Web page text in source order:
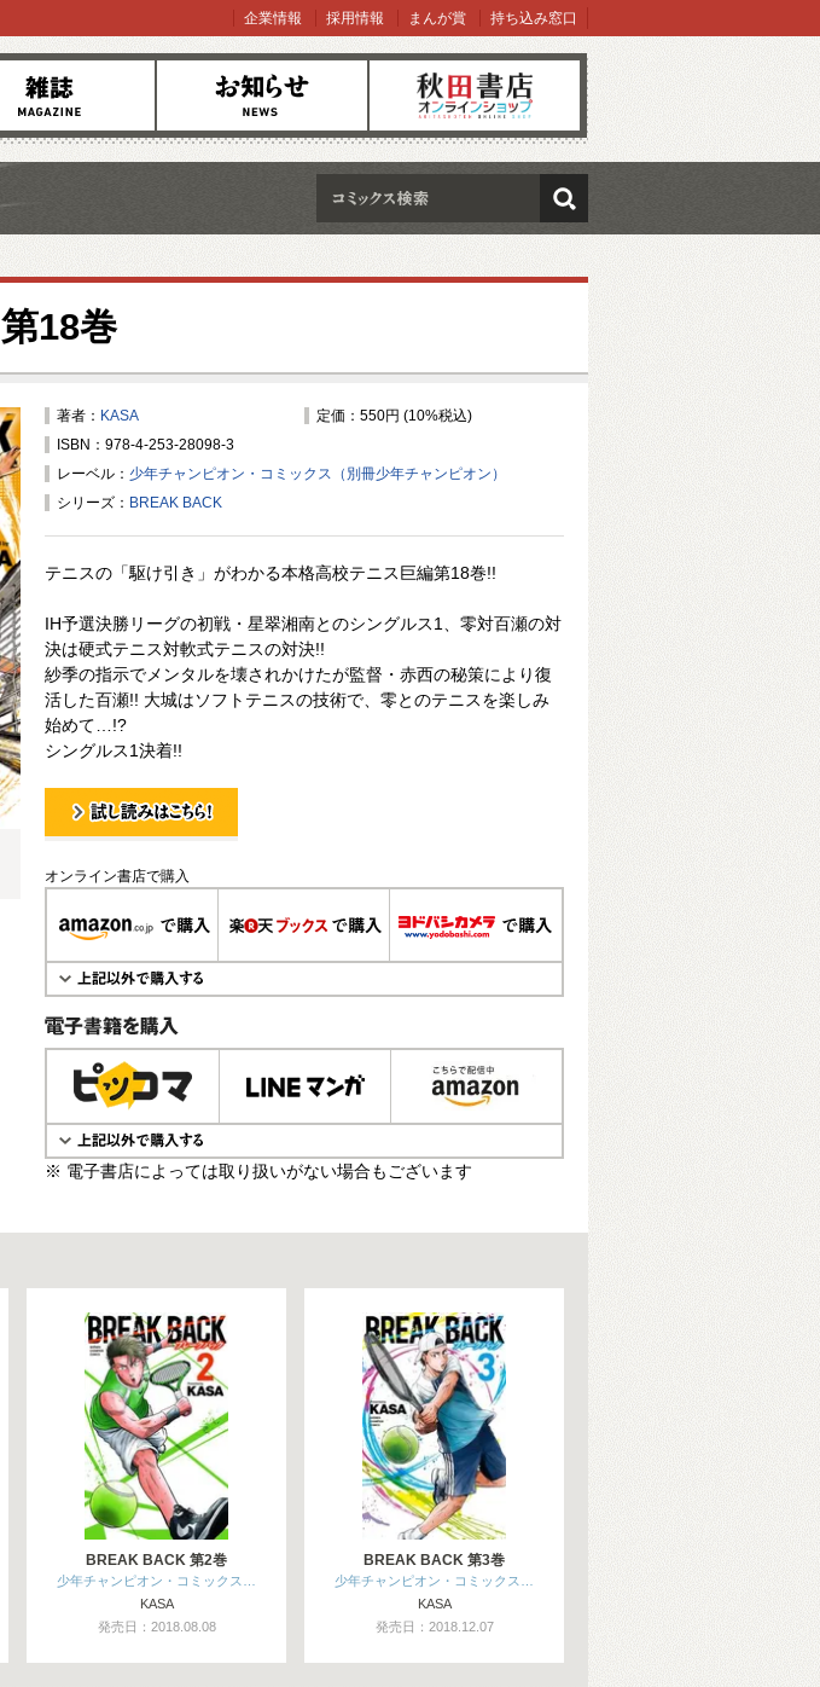
お知らせ オンラインショップ
企業情報 採用情報 まんが賞 持ち込み窓口
検索
第18巻
著者： KASA
定価：550円 (10%税込)
ISBN：978-4-253-28098-3
レーベル： 少年チャンピオン・コミックス（別冊少年チャンピオン）
シリーズ： BREAK BACK
テニスの「駆け引き」がわかる本格高校テニス巨編第18巻!!
IH予選決勝リーグの初戦・星翠湘南とのシングルス1、零対百瀬の対
決は硬式テニス対軟式テニスの対決!!
紗季の指示でメンタルを壊されかけたが監督・赤西の秘策により復
活した百瀬!! 大城はソフトテニスの技術で、零とのテニスを楽しみ
始めて…!?
シングルス1決着!!
オンライン書店で購入
電子書籍で購入
※ 電子書店によっては取り扱いがない場合もございます
BREAK BACK 第2巻
少年チャンピオン・コミックス…
KASA
発売日：2018.08.08
BREAK BACK 第3巻
少年チャンピオン・コミックス…
KASA
発売日：2018.12.07